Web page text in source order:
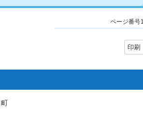
ページ番号
印刷